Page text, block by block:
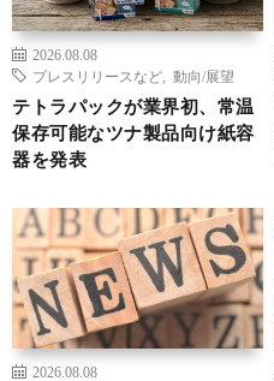
2026.08.08
プレスリリースなど
動向/展望
テトラパックが業界初、常温
保存可能なツナ製品向け紙容
器を発表
2026.08.08